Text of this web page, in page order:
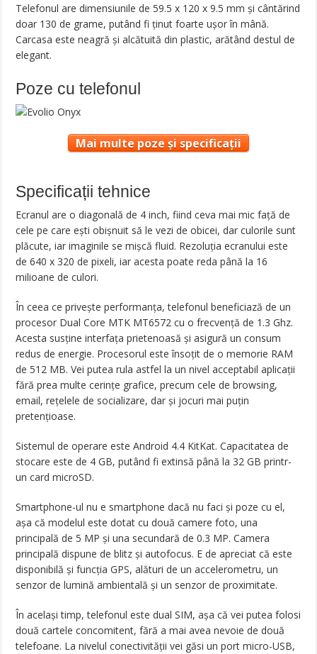
Telefonul are dimensiunile de 59.5 x 120 x 9.5 mm și cântărind
doar 130 de grame, putând fi ținut foarte ușor în mână.
Carcasa este neagră și alcătuită din plastic, arătând destul de
elegant.
Poze cu telefonul
Mai multe poze și specificații
Specificații tehnice
Ecranul are o diagonală de 4 inch, fiind ceva mai mic față de
cele pe care ești obișnuit să le vezi de obicei, dar culorile sunt
plăcute, iar imaginile se mișcă fluid. Rezoluția ecranului este
de 640 x 320 de pixeli, iar acesta poate reda până la 16
milioane de culori.
În ceea ce privește performanța, telefonul beneficiază de un
procesor Dual Core MTK MT6572 cu o frecvență de 1.3 Ghz.
Acesta susține interfața prietenoasă și asigură un consum
redus de energie. Procesorul este însoțit de o memorie RAM
de 512 MB. Vei putea rula astfel la un nivel acceptabil aplicații
fără prea multe cerințe grafice, precum cele de browsing,
email, rețelele de socializare, dar și jocuri mai puțin
pretențioase.
Sistemul de operare este Android 4.4 KitKat. Capacitatea de
stocare este de 4 GB, putând fi extinsă până la 32 GB printr-
un card microSD.
Smartphone-ul nu e smartphone dacă nu faci și poze cu el,
așa că modelul este dotat cu două camere foto, una
principală de 5 MP și una secundară de 0.3 MP. Camera
principală dispune de blitz și autofocus. E de apreciat că este
disponibilă și funcția GPS, alături de un accelerometru, un
senzor de lumină ambientală și un senzor de proximitate.
În același timp, telefonul este dual SIM, așa că vei putea folosi
două cartele concomitent, fără a mai avea nevoie de două
telefoane. La nivelul conectivității vei găsi un port micro-USB,